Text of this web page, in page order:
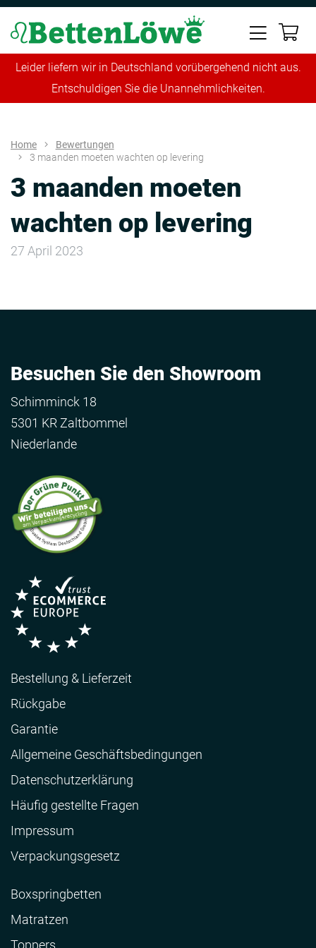
Leider liefern wir in Deutschland vorübergehend nicht aus.
Entschuldigen Sie die Unannehmlichkeiten.
Home
Bewertungen
3 maanden moeten wachten op levering
3 maanden moeten
wachten op levering
27 April 2023
Besuchen Sie den Showroom
Schimminck 18
5301 KR Zaltbommel
Niederlande
Bestellung & Lieferzeit
Rückgabe
Garantie
Allgemeine Geschäftsbedingungen
Datenschutzerklärung
Häufig gestellte Fragen
Impressum
Verpackungsgesetz
Boxspringbetten
Matratzen
Toppers